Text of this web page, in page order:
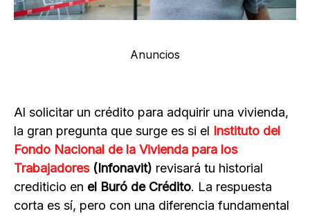
Anuncios
Al solicitar un crédito para adquirir una vivienda,
la gran pregunta que surge es si el Instituto del
Fondo Nacional de la Vivienda para los
Trabajadores(Infonavit) revisará tu historial
crediticio en el Buró de Crédito. La respuesta
corta es sí, pero con una diferencia fundamental